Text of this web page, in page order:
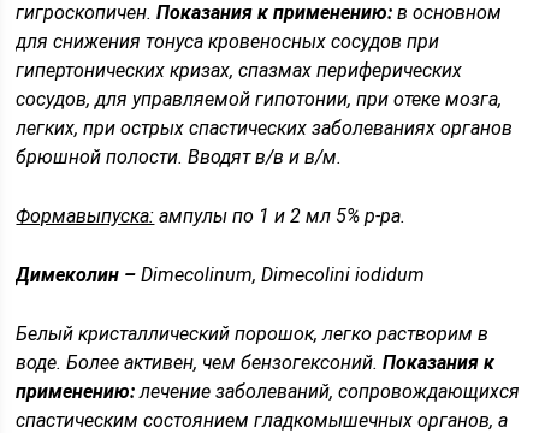
гигроскопичен.Показания к применению: в основном
для снижения тонуса кровеносных сосудов при
гипертонических кризах, спазмах периферических
сосудов, для управляемой гипотонии, при отеке мозга,
легких, при острых спастических заболеваниях органов
брюшной полости. Вводят в/в и в/м.
Формавыпуска: ампулы по 1 и 2 мл 5% р-ра.
Димеколин –Dimecolinum, Dimecolini iodidum
Белый кристаллический порошок, легко растворим в
воде. Более активен, чем бензогексоний.Показания к
применению:лечение заболеваний, сопровождающихся
спастическим состоянием гладкомышечных органов, а